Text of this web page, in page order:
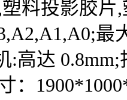
料投影胶片
最
:高达 0.8mm;
：